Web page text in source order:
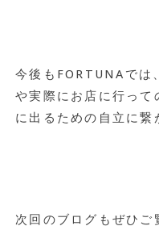
今後もFORTUNAでは
や実際にお店に行って
に出るための自立に繋
次回のブログもぜひご